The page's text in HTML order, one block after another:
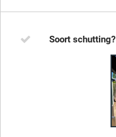
Soort schutting?